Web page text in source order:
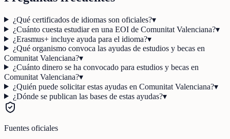
¿Qué certificados de idiomas son oficiales?▾
¿Cuánto cuesta estudiar en una EOI de Comunitat Valenciana?▾
¿Erasmus+ incluye ayuda para el idioma?▾
¿Qué organismo convoca las ayudas de estudios y becas en
Comunitat Valenciana?▾
¿Cuánto dinero se ha convocado para estudios y becas en
Comunitat Valenciana?▾
¿Quién puede solicitar estas ayudas en Comunitat Valenciana?▾
¿Dónde se publican las bases de estas ayudas?▾
Fuentes oficiales